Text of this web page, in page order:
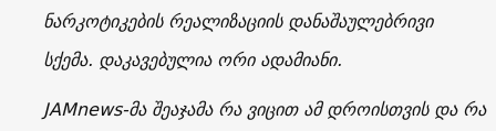
ნარკოტიკების რეალიზაციის დანაშაულებრივი
სქემა. დაკავებულია ორი ადამიანი.
JAMnews-მა შეაჯამა რა ვიცით ამ დროისთვის და რა